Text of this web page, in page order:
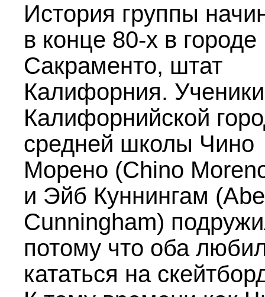
История группы
в конце 80-х в городе
Сакраменто, штат
Калифорния. Ученики
Калифорнийской
средней школы Чино
Морено (Chino
и Эйб Куннингам (Abe
Cunningham)
потому что оба
кататься на